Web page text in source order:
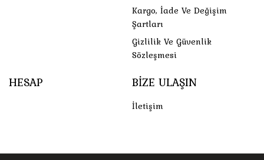
Kargo, İade Ve Değişim
Şartları
Gizlilik Ve Güvenlik
Sözleşmesi
HESAP BIZE ULAŞIN
İletişim